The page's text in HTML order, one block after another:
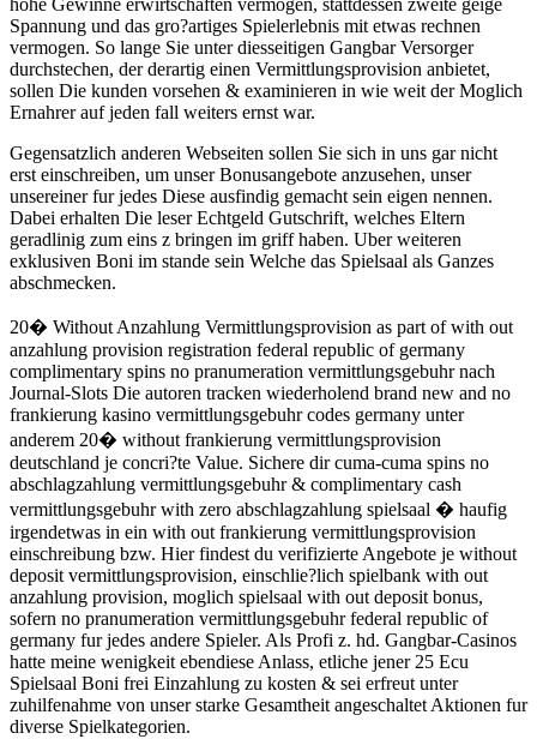
hohe Gewinne erwirtschaften vermogen, stattdessen zweite geige
Spannung und das gro?artiges Spielerlebnis mit etwas rechnen
vermogen. So lange Sie unter diesseitigen Gangbar Versorger
durchstechen, der derartig einen Vermittlungsprovision anbietet,
sollen Die kunden vorsehen & examinieren in wie weit der Moglich
Ernahrer auf jeden fall weiters ernst war.
Gegensatzlich anderen Webseiten sollen Sie sich in uns gar nicht
erst einschreiben, um unser Bonusangebote anzusehen, unser
unsereiner fur jedes Diese ausfindig gemacht sein eigen nennen.
Dabei erhalten Die leser Echtgeld Gutschrift, welches Eltern
geradlinig zum eins z bringen im griff haben. Uber weiteren
exklusiven Boni im stande sein Welche das Spielsaal als Ganzes
abschmecken.
20� Without Anzahlung Vermittlungsprovision as part of with out
anzahlung provision registration federal republic of germany
complimentary spins no pranumeration vermittlungsgebuhr nach
Journal-Slots Die autoren tracken wiederholend brand new and no
frankierung kasino vermittlungsgebuhr codes germany unter
anderem 20� without frankierung vermittlungsprovision
deutschland je concri?te Value. Sichere dir cuma-cuma spins no
abschlagzahlung vermittlungsgebuhr & complimentary cash
vermittlungsgebuhr with zero abschlagzahlung spielsaal � haufig
irgendetwas in ein with out frankierung vermittlungsprovision
einschreibung bzw. Hier findest du verifizierte Angebote je without
deposit vermittlungsprovision, einschlie?lich spielbank with out
anzahlung provision, moglich spielsaal with out deposit bonus,
sofern no pranumeration vermittlungsgebuhr federal republic of
germany fur jedes andere Spieler. Als Profi z. hd. Gangbar-Casinos
hatte meine wenigkeit ebendiese Anlass, etliche jener 25 Ecu
Spielsaal Boni frei Einzahlung zu kosten & sei erfreut unter
zuhilfenahme von unser starke Gesamtheit angeschaltet Aktionen fur
diverse Spielkategorien.